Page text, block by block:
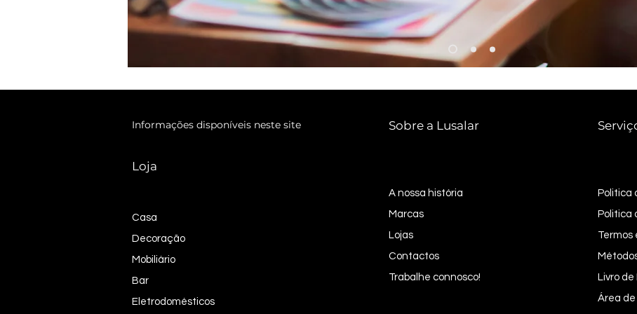
Informações disponíveis neste site
Loja
Sobre a Lusalar
Casa
Decoração
Mobiliário
Bar
Eletrodomésticos
A nossa história
Marcas
Lojas
Contactos
Trabalhe connosco!
Politica
Politica
Termos
Livro
Área